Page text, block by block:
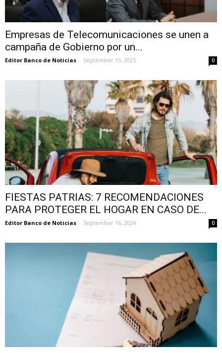
Empresas de Telecomunicaciones se unen a
campaña de Gobierno por un...
Editor Banco de Noticias - September 15, 2025 0
FIESTAS PATRIAS: 7 RECOMENDACIONES
PARA PROTEGER EL HOGAR EN CASO DE...
Editor Banco de Noticias - September 16, 2024 0